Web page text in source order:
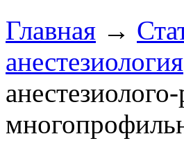
Главная →
анестезиология